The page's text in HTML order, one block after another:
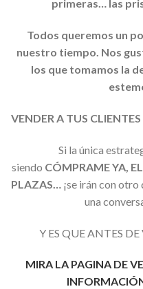
primeras… las
Todos queremos un
nuestro tiempo. Nos
los que tomamos la
VENDER A TUS
Si la única
siendo CÓMPRAME YA,
PLAZAS… ¡se irán con otro
una
Y ES QUE ANTES
MIRA LA PAGINA DE